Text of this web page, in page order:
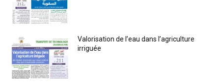
Valorisation de l’eau dans l’agriculture
irriguée